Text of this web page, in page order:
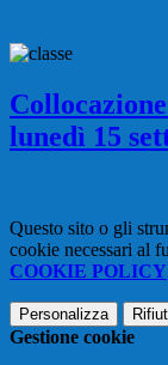
lunedì 15
Questo sito o gli
cookie necessari al
COOKIE POLICY
Personalizza
Gestione cookie